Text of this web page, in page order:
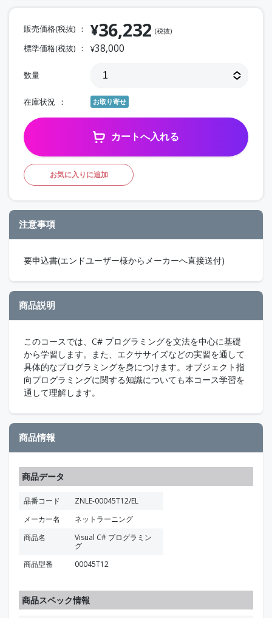
販売価格(税抜) ¥36,232 (税抜)
標準価格(税抜) ¥38,000
数量
在庫状況 お取り寄せ
カートへ入れる
お気に入りに追加
注意事項
要申込書(エンドユーザー様からメーカーへ直接送付)
商品説明
このコースでは、C# プログラミングを文法を中心に基礎
から学習します。また、エクササイズなどの実習を通して
具体的なプログラミングを身につけます。オブジェクト指
向プログラミングに関する知識についても本コース学習を
通して理解します。
商品情報
商品データ
品番コード
ZNLE-00045T12/EL
メーカー名
ネットラーニング
商品名
Visual C# プログラミン
グ
商品型番
00045T12
商品スペック情報